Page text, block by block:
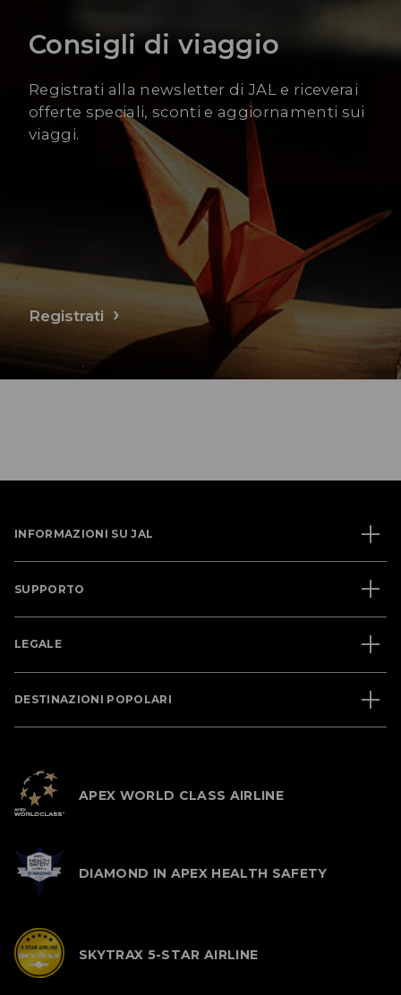
Consigli di viaggio
Registrati alla newsletter di JAL e riceverai
offerte speciali, sconti e aggiornamenti sui
viaggi.
Registrati
INFORMAZIONI SU JAL
SUPPORTO
LEGALE
DESTINAZIONI POPOLARI
APEX WORLD CLASS AIRLINE
DIAMOND IN APEX HEALTH SAFETY
SKYTRAX 5-STAR AIRLINE